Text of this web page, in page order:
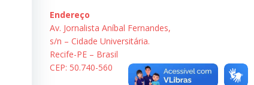
Endereço
Av. Jornalista Aníbal Fernandes,
s/n – Cidade Universitária.
Recife-PE – Brasil
CEP: 50.740-560